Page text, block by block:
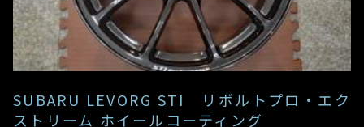
SUBARU LEVORG STI リボルトプロ・エク
ストリーム ホイールコーティング